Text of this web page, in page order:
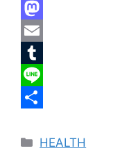
e
b
o
o
k
k
a
o
T
e
e
g
a
M
a
s
d
E
m
a
l
T
u
b
L
n
h
카
HEALTH